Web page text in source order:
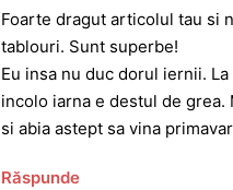
Foarte dragut articolul tau si
tablouri. Sunt superbe!
Eu insa nu duc dorul iernii.
incolo iarna e destul de
si abia astept sa vina
Răspunde